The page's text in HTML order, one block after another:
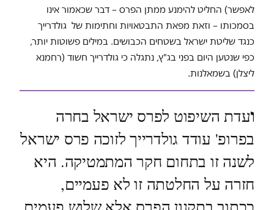
לאפשר) החליט להימנע ממתן הפרס – דבר שכאמור אינו
בסמכותו – וזאת מפאת התבטאויות וחתימות של גולדרייך
כנגד שליטת ישראל בשטחים הכבושים. במילים פשוטות יותר,
כפי שנטען היום בפני בג"ץ, נתגלה כי גולדרייך חשוד (רחמנא
ליצלן) בשמאלנות.
ועדת השיפוט לפרס ישראל בחרה
בפרופ' עודד גולדרייך לזוכה פרס ישראל
לשנה זו בתחום חקר המתמטיקה. היא
חזרה על החלטתה זו לא פעמיים,